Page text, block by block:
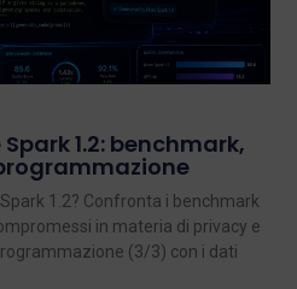
1.2: benchmark,
1.2? Confronta i benchmark
in materia di privacy e
(3/3) con i dati